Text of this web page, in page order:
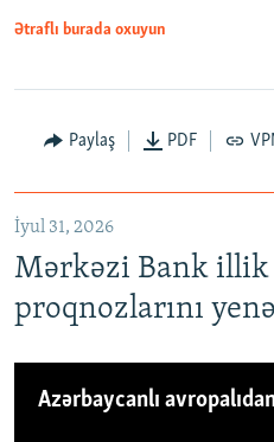
Ətraflı burada oxuyun
Paylaş PDF
İyul 31, 2026
Mərkəzi Bank
proqnozlarını